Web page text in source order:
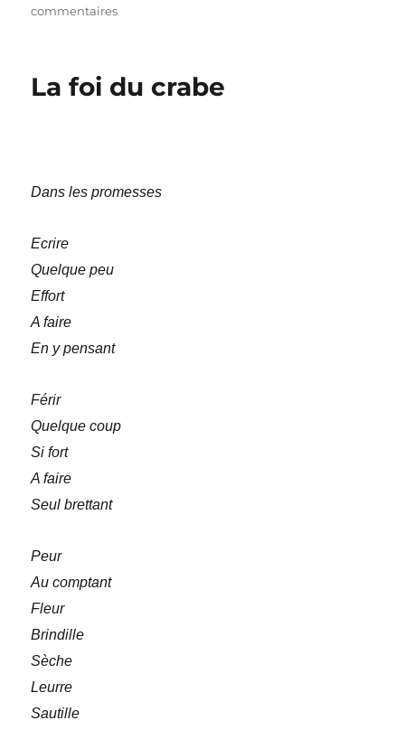
le
commentairessur
La foi du crabe
Dans les promesses
Ecrire
Quelque peu
Effort
A faire
En y pensant
Férir
Quelque coup
Si fort
A faire
Seul brettant
Peur
Au comptant
Fleur
Brindille
Sèche
Leurre
Sautille